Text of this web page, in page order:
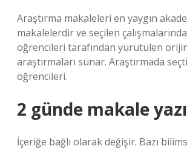
Araştırma makaleleri en yaygın
makalelerdir ve seçilen
öğrencileri tarafından yürütülen
araştırmaları sunar. Araştırmada
öğrencileri.
2 günde makale
İçeriğe bağlı olarak değişir. Bazı